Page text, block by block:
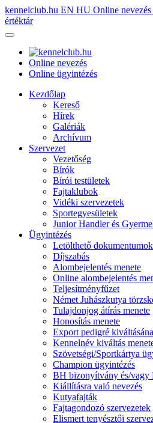
kennelclub.hu EN HU Online nevezés
értéktár
Online nevezés
Online ügyintézés
Kezdőlap
Kereső
Hírek
Galériák
Archívum
Szervezet
Vezetőség
Bírók
Bírói testületek
Fajtaklubok
Vidéki szervezetek
Sportegyesületek
Junior Handler és
Ügyintézés
Letölthető dokumentumok
Díjszabás
Alombejelentés menete
Online alombejelentés
Teljesítményfűzet
Német Juhászkutya
Tulajdonjog átírás menete
Honosítás menete
Export pedigré
Kennelnév kiváltás
Szövetségi/Sportkártya
Champion ügyintézés
BH bizonyítvány és/vagy
Kiállításra való nevezés
Kutyafajták
Fajtagondozó szervezetek
Elismert tenyésztői